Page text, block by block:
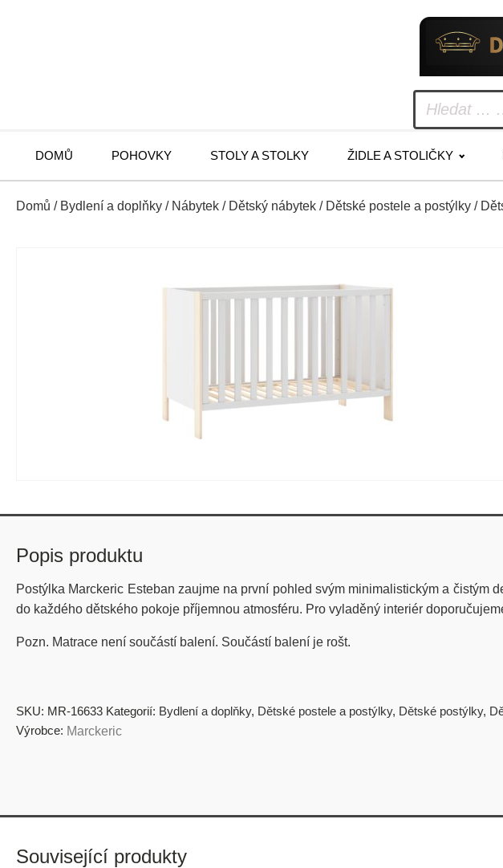
DOMŮ POHOVKY STOLY A STOLKY ŽIDLE A STOLIČKY
Domů / Bydlení a doplňky / Nábytek / Dětský nábytek / Dětské postele a postýlky /
Popis produktu
Postýlka Marckeric Esteban zaujme na první pohled svým minimalistickým a
do každého dětského pokoje příjemnou atmosféru. Pro vyladěný interiér
Pozn. Matrace není součástí balení. Součástí balení je rošt.
SKU: MR-16633 Kategorií: Bydlení a doplňky, Dětské postele a postýlky, Dětské postýlky,
Výrobce: Marckeric
Související produkty